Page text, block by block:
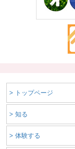
> トップページ
> 知る
> 体験する